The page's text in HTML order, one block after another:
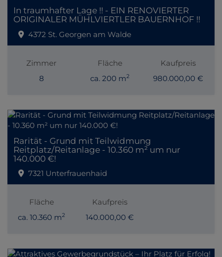
In traumhafter Lage !! - EIN RENOVIERTER
ORIGINALER MÜHLVIERTLER BAUERNHOF !!
4372 St. Georgen am Walde
Zimmer
8
Fläche
ca. 200 m2
Kaufpreis
980.000,00 €
Rarität - Grund mit Teilwidmung
Reitplatz/Reitanlage - 10.360 m² um nur
140.000 €!
7321 Unterfrauenhaid
Fläche
ca. 10.360 m2
Kaufpreis
140.000,00 €